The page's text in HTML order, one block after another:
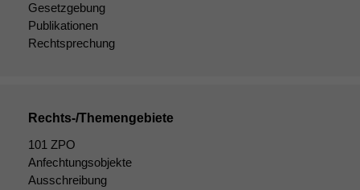
Gesetzgebung
Publikationen
Rechtsprechung
Rechts-/Themengebiete
101 ZPO
Anfechtungsobjekte
Ausschreibung